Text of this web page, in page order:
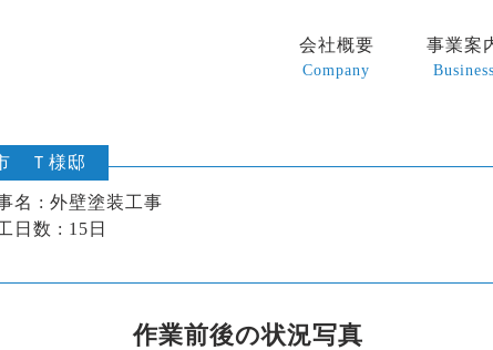
会社概要
Company
事業案
Business
Ｔ様邸
名 : 外壁塗装工事
日数 : 15日
作業前後の状況写真